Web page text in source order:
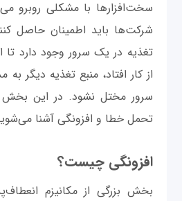
سخت‌افزارها با مشکلی روبرو
شرکت‌ها باید اطمینان حاصل
تغذیه در یک سرور وجود دارد تا
از کار افتاد، منبع تغذیه دیگر
سرور مختل نشود. در این بخش
تحمل خطا و افزونگی آشنا
افزونگی چیست؟
بخش بزرگی از مکانیزم